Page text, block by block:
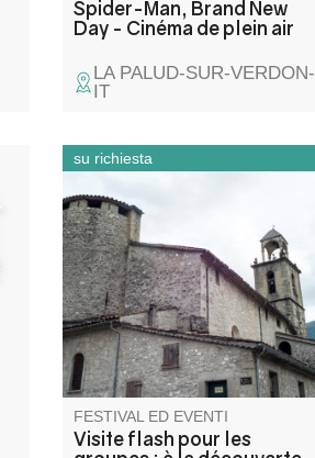
Spider-Man, Brand New
Day - Cinéma de plein air
LA PALUD-SUR-VERDON-
IT
l’église Saint-Jean-Baptiste lors
d’une visite flash guidée pour
les groupes. En un temps
court, l’église et la chapelle des
Pénitents révèlent leur
architecture, leurs œuvres et
les traditions locales.
FESTIVAL ED EVENTI
Visite flash pour les
su richiesta